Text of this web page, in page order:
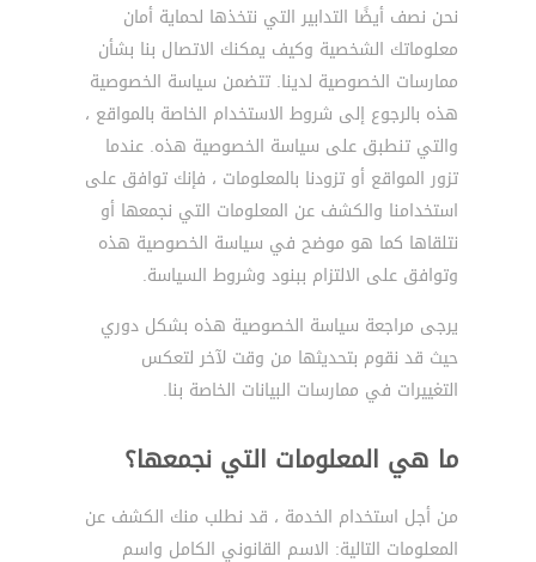
نحن نصف أيضًا التدابير التي نتخذها لحماية أمان
معلوماتك الشخصية وكيف يمكنك الاتصال بنا بشأن
ممارسات الخصوصية لدينا. تتضمن سياسة الخصوصية
هذه بالرجوع إلى شروط الاستخدام الخاصة بالمواقع ،
والتي تنطبق على سياسة الخصوصية هذه. عندما
تزور المواقع أو تزودنا بالمعلومات ، فإنك توافق على
استخدامنا والكشف عن المعلومات التي نجمعها أو
نتلقاها كما هو موضح في سياسة الخصوصية هذه
وتوافق على الالتزام ببنود وشروط السياسة.
يرجى مراجعة سياسة الخصوصية هذه بشكل دوري
حيث قد نقوم بتحديثها من وقت لآخر لتعكس
التغييرات في ممارسات البيانات الخاصة بنا.
ما هي المعلومات التي نجمعها؟
من أجل استخدام الخدمة ، قد نطلب منك الكشف عن
المعلومات التالية: الاسم القانوني الكامل واسم